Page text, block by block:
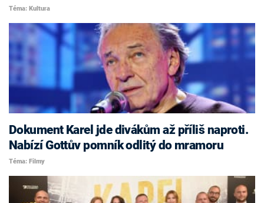
Téma: Kultura
Dokument Karel jde divákům až příliš naproti.
Nabízí Gottův pomník odlitý do mramoru
Téma: Filmy